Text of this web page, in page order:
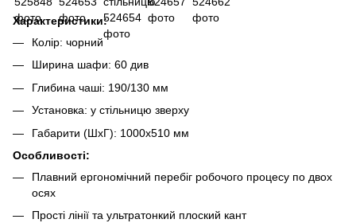
Характеристики:
Колір: чорний
Ширина шафи: 60 див
Глибина чаші: 190/130 мм
Установка: у стільницю зверху
Габарити (ШхГ): 1000х510 мм
Особливості:
Плавний ергономічний перебіг робочого процесу по двох
осях
Прості лінії та ультратонкий плоский кант